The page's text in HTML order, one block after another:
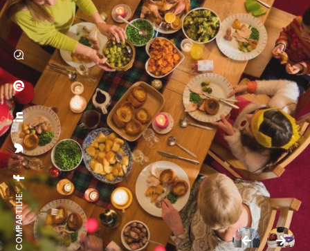
COMPARTILHE: